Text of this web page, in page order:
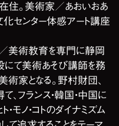
住。美術家／あおいおあ
センター体感アート講座
美術教育を専門に静岡
て美術あそび講師を務
家となる。野村財団、
フランス・韓国・中国に
モノ・コトのダイナミズム